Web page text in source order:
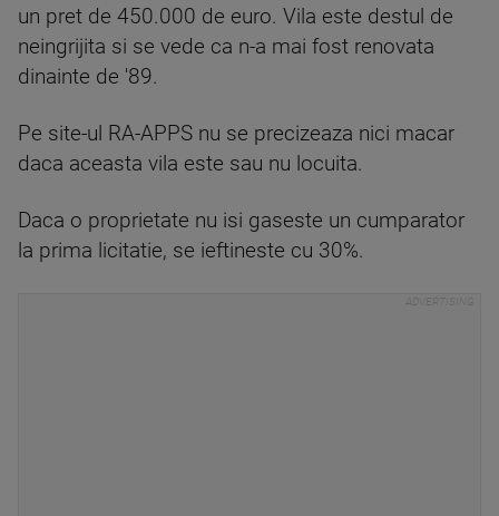
un pret de 450.000 de euro. Vila este destul de
neingrijita si se vede ca n-a mai fost renovata
dinainte de '89.
Pe site-ul RA-APPS nu se precizeaza nici macar
daca aceasta vila este sau nu locuita.
Daca o proprietate nu isi gaseste un cumparator
la prima licitatie, se ieftineste cu 30%.